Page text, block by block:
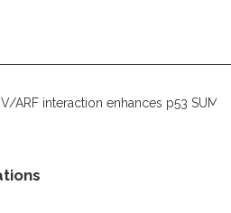
ARF interaction enhances p53